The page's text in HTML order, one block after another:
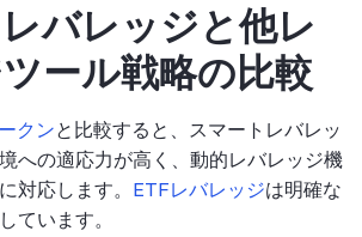
バレッジと他レ
ール戦略の比較
クンと比較すると、スマートレバレッ
への適応力が高く、動的レバレッジ機
対応します。 ETFレバレッジは明確な
ています。